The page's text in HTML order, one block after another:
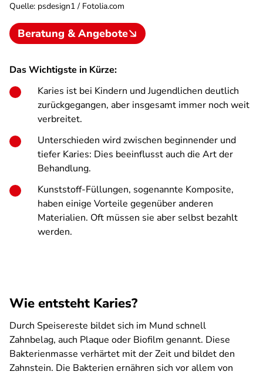
Quelle: psdesign1 / Fotolia.com
Beratung & Angebote
Das Wichtigste in Kürze:
Karies ist bei Kindern und Jugendlichen deutlich
zurückgegangen, aber insgesamt immer noch weit
verbreitet.
Unterschieden wird zwischen beginnender und
tiefer Karies: Dies beeinflusst auch die Art der
Behandlung.
Kunststoff-Füllungen, sogenannte Komposite,
haben einige Vorteile gegenüber anderen
Materialien. Oft müssen sie aber selbst bezahlt
werden.
Wie entsteht Karies?
Durch Speisereste bildet sich im Mund schnell
Zahnbelag, auch Plaque oder Biofilm genannt. Diese
Bakterienmasse verhärtet mit der Zeit und bildet den
Zahnstein. Die Bakterien ernähren sich vor allem von